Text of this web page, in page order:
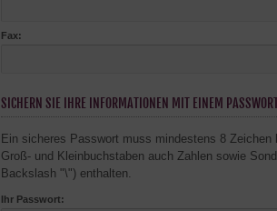
Fax:
SICHERN SIE IHRE INFORMATIONEN MIT EINEM
Ein sicheres Passwort muss mindestens 8 Zeichen
Groß- und Kleinbuchstaben auch Zahlen sowie
Backslash "\") enthalten.
Ihr Passwort: